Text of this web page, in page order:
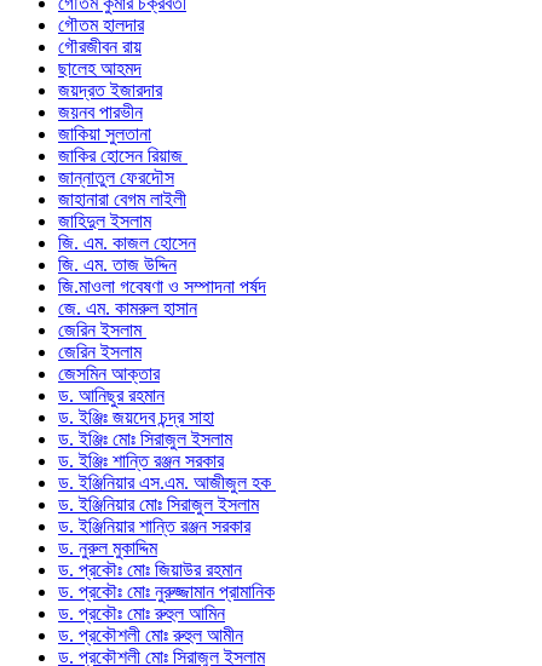
গৌতম হালদার
গৌরজীবন রায়
ছালেহ আহমদ
জয়দ্রত ইজারদার
জয়নব পারভীন
জাকিয়া সুলতানা
জাকির হোসেন রিয়াজ
জান্নাতুল ফেরদৌস
জাহানারা বেগম লাইলী
জাহিদুল ইসলাম
জি. এম. কাজল হোসেন
জি. এম. তাজ উদ্দিন
জি.মাওলা গবেষণা ও সম্পাদনা পর্ষদ
জে. এম. কামরুল হাসান
জেরিন ইসলাম
জেরিন ইসলাম
জেসমিন আক্তার
ড. আনিছুর রহমান
ড. ইঞ্জিঃ জয়দেব চন্দ্র সাহা
ড. ইঞ্জিঃ মোঃ সিরাজুল ইসলাম
ড. ইঞ্জিঃ শান্তি রঞ্জন সরকার
ড. ইঞ্জিনিয়ার এস.এম. আজীজুল হক
ড. ইঞ্জিনিয়ার মোঃ সিরাজুল ইসলাম
ড. ইঞ্জিনিয়ার শান্তি রঞ্জন সরকার
ড. নুরুল মুকাদ্দিম
ড. প্রকৌঃ মোঃ জিয়াউর রহমান
ড. প্রকৌঃ মোঃ নুরুজ্জামান প্রামানিক
ড. প্রকৌঃ মোঃ রুহুল আমিন
ড. প্রকৌশলী মোঃ রুহুল আমীন
ড. প্রকৌশলী মোঃ সিরাজুল ইসলাম